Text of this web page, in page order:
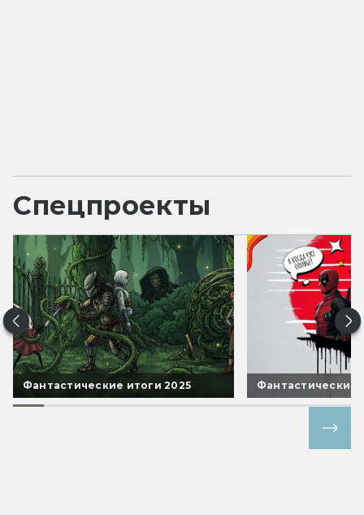
Спецпроекты
Фантастические итоги 2025 Фантастические